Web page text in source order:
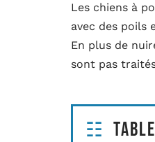
Les chiens à
avec des poils
En plus de
sont pas